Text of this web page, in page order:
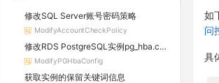
修改SQL Server账号密码策略
ModifyAccountCheckPolicy
修改RDS PostgreSQL实例pg_hba.conf文件配置
ModifyPGHbaConfig
获取实例的保留关键词信息
如
问
具